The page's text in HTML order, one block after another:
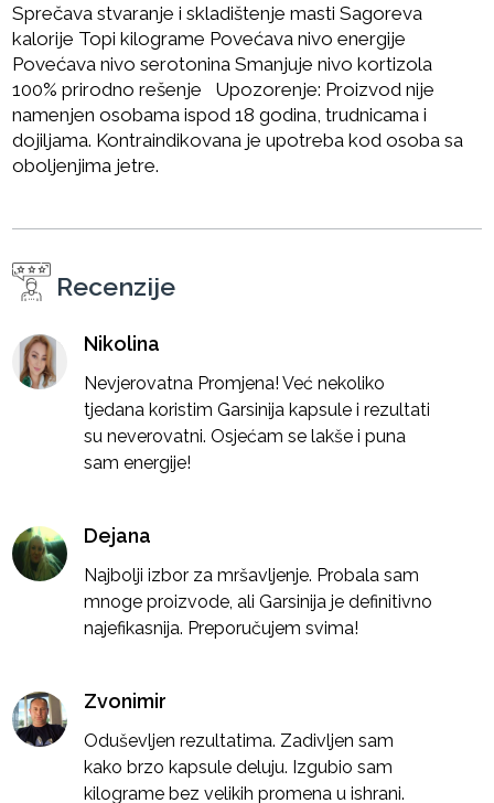
Sprečava stvaranje i skladištenje masti Sagoreva
kalorije Topi kilograme Povećava nivo energije
Povećava nivo serotonina Smanjuje nivo kortizola
100% prirodno rešenje Upozorenje: Proizvod nije
namenjen osobama ispod 18 godina, trudnicama i
dojiljama. Kontraindikovana je upotreba kod osoba sa
oboljenjima jetre.
Recenzije
Nikolina
Nevjerovatna Promjena! Već nekoliko
tjedana koristim Garsinija kapsule i rezultati
su neverovatni. Osjećam se lakše i puna
sam energije!
Dejana
Najbolji izbor za mršavljenje. Probala sam
mnoge proizvode, ali Garsinija je definitivno
najefikasnija. Preporučujem svima!
Zvonimir
Oduševljen rezultatima. Zadivljen sam
kako brzo kapsule deluju. Izgubio sam
kilograme bez velikih promena u ishrani.